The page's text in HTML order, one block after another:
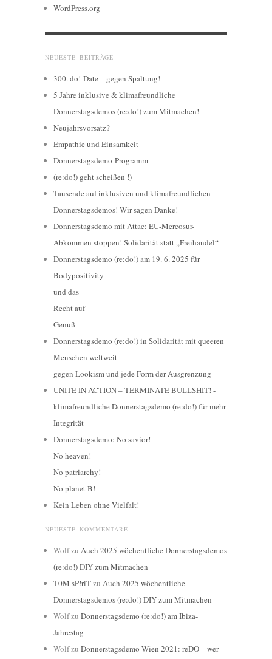
WordPress.org
NEUESTE BEITRÄGE
300. do!-Date – gegen Spaltung!
5 Jahre inklusive & klimafreundliche
Donnerstagsdemos (re:do!) zum Mitmachen!
Neujahrsvorsatz?
Empathie und Einsamkeit
Donnerstagsdemo-Programm
(re:do!) geht scheißen !)
Tausende auf inklusiven und klimafreundlichen
Donnerstagsdemos! Wir sagen Danke!
Donnerstagsdemo mit Attac: EU-Mercosur-
Abkommen stoppen! Solidarität statt „Freihandel“
Donnerstagsdemo (re:do!) am 19. 6. 2025 für
Bodypositivity
und das
Recht auf
Genuß
Donnerstagsdemo (re:do!) in Solidarität mit queeren
Menschen weltweit
gegen Lookism und jede Form der Ausgrenzung
UNITE IN ACTION – TERMINATE BULLSHIT! -
klimafreundliche Donnerstagsdemo (re:do!) für mehr
Integrität
Donnerstagsdemo: No savior!
No heaven!
No patriarchy!
No planet B!
Kein Leben ohne Vielfalt!
NEUESTE KOMMENTARE
Wolfzu Auch 2025 wöchentliche Donnerstagsdemos
(re:do!) DIY zum Mitmachen
T0M sP!riTzu Auch 2025 wöchentliche
Donnerstagsdemos (re:do!) DIY zum Mitmachen
Wolfzu Donnerstagsdemo (re:do!) am Ibiza-
Jahrestag
Wolfzu Donnerstagsdemo Wien 2021: reDO – wer